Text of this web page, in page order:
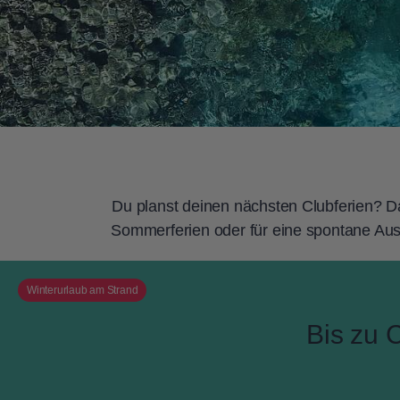
Du planst deinen nächsten Clubferien?
Sommerferien oder für eine spontane
Winterurlaub am Strand
Bis zu